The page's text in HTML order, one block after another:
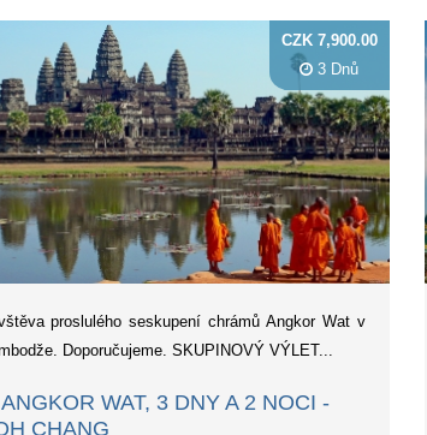
proslulého seskupení chrámů Angkor Wat v
Doporučujeme. SKUPINOVÝ VÝLET...
WAT, 3 DNY A 2 NOCI -
CHANG
CZK 7,900.00
3 Dnů